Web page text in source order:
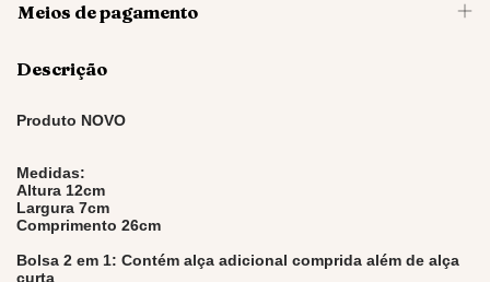
Meios de pagamento
Descrição
Produto NOVO
Medidas:
Altura 12cm
Largura 7cm
Comprimento 26cm
Bolsa 2 em 1: Contém alça adicional comprida além de alça
curta